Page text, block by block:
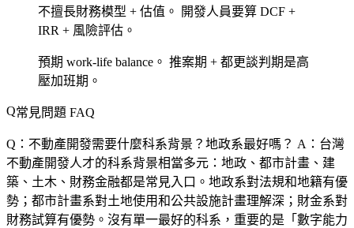
不擅長財務模型 + 估值。
開發人員要算 DCF +
IRR + 風險評估。
預期 work-life balance。 推案期 + 都更談判期是高
壓加班期。
常見問題 FAQ
Q：不動產開發需要什麼科系背景？地政系最好嗎？ A：台灣
不動產開發人才的科系背景相當多元：地政、都市計畫、建
築、土木、財務金融都是常見入口。地政系對法規和地籍有優
勢；都市計畫系對土地使用和公共設施計畫理解深；財金系對
財務試算有優勢。沒有單一最好的科系，重要的是「數字能力